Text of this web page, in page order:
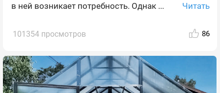
в ней возникает потребность. Однак ...
Читать
101354 просмотров 86